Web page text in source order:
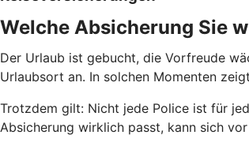
Welche Absicherung Sie
Der Urlaub ist gebucht, die Vorfreude
Urlaubsort an. In solchen Momenten
Trotzdem gilt: Nicht jede Police ist für
Absicherung wirklich passt, kann sich